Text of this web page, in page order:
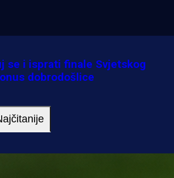
se i isprati finale Svjetskog
dobrodošlice